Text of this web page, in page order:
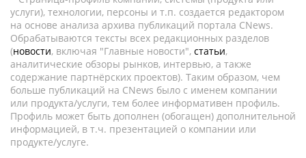
услуги), технологии, персоны и т.п. создается редактором
на основе анализа архива публикаций портала CNews.
Обрабатываются тексты всех редакционных разделов
(новости, включая "Главные новости", статьи,
аналитические обзоры рынков, интервью, а также
содержание партнёрских проектов). Таким образом, чем
больше публикаций на CNews было с именем компании
или продукта/услуги, тем более информативен профиль.
Профиль может быть дополнен (обогащен) дополнительной
информацией, в т.ч. презентацией о компании или
продукте/услуге.